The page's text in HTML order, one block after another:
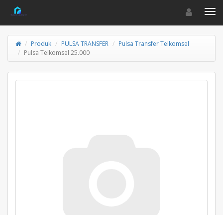
Toggle
Produk PULSA TRANSFER
Pulsa Transfer Telkomsel
Pulsa Telkomsel 25.000